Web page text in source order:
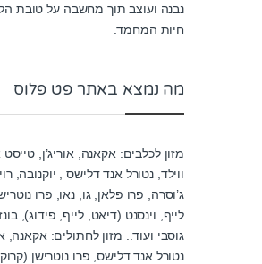
נבנה ועוצב תוך מחשבה על טובת
חיות המחמד.
מה נמצא באתר פט פלוס
מזון לכלבים: אקאנה, אוריג’ן,
ווילד, נטורל אנד דלישס , יוקנובה,
ג’וסרה, פרו פלאן, גו, נאו, פרו
לייף, וינסנט (דיאט, לייף, פידוג),
גוסבי ועוד.. מזון לחתולים: אקאנה,
נטורל אנד דלישס, פרו נוטרישן